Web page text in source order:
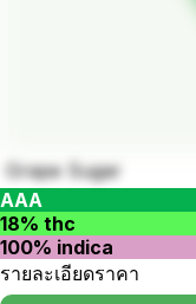
Grape Sugar
AAA
18% thc
100% indica
รายละเอียดราคา